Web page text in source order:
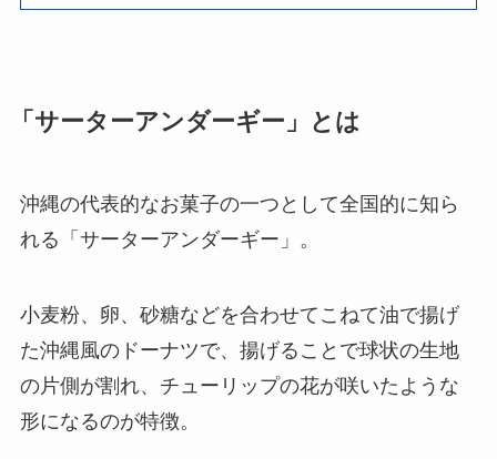
「サーターアンダーギー」とは
沖縄の代表的なお菓子の一つとして全国的に知ら
れる「サーターアンダーギー」。
小麦粉、卵、砂糖などを合わせてこねて油で揚げ
た沖縄風のドーナツで、揚げることで球状の生地
の片側が割れ、チューリップの花が咲いたような
形になるのが特徴。